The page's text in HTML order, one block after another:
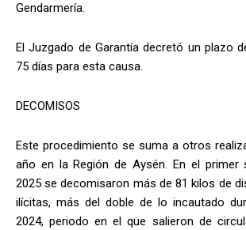
Gendarmería.
El Juzgado de Garantía decretó un plazo
75 días para esta causa.
DECOMISOS
Este procedimiento se suma a otros
año en la Región de Aysén. En el primer
2025 se decomisaron más de 81 kilos de
ilícitas, más del doble de lo incautado
2024, periodo en el que salieron de